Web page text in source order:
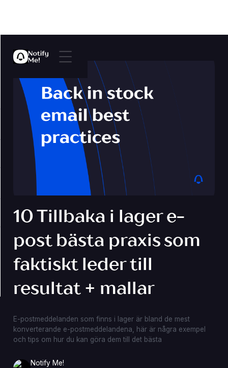
10 Tillbaka i lager e-
post bästa praxis som
faktiskt leder till
resultat + mallar
E-postmeddelanden som finns i lager är bland de mest
konverterande e-postmeddelandena, här är några exempel
och tips om hur du kan göra dem till det bästa
Notify Me!